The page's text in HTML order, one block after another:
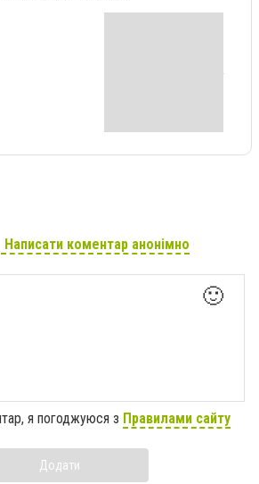
Написати коментар анонімно
🙂
я погоджуюся з Правилами сайту
Додати